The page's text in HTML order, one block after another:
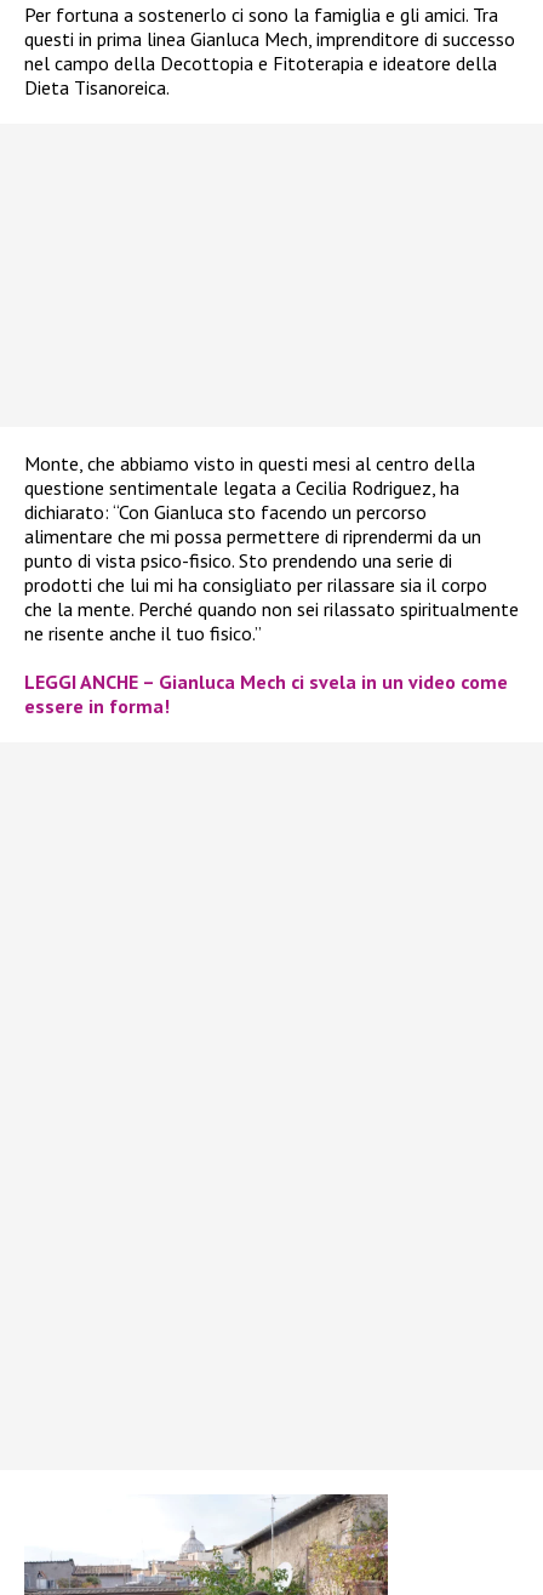
Per fortuna a sostenerlo ci sono la famiglia e gli amici. Tra
questi in prima linea Gianluca Mech, imprenditore di successo
nel campo della Decottopia e Fitoterapia e ideatore della
Dieta Tisanoreica.
Monte, che abbiamo visto in questi mesi al centro della
questione sentimentale legata a Cecilia Rodriguez, ha
dichiarato: “Con Gianluca sto facendo un percorso
alimentare che mi possa permettere di riprendermi da un
punto di vista psico-fisico. Sto prendendo una serie di
prodotti che lui mi ha consigliato per rilassare sia il corpo
che la mente. Perché quando non sei rilassato spiritualmente
ne risente anche il tuo fisico.”
LEGGI ANCHE – Gianluca Mech ci svela in un video come
essere in forma!